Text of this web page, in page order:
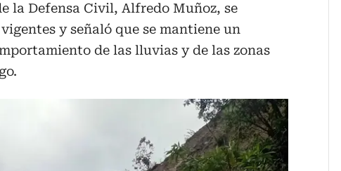
la Defensa Civil, Alfredo Muñoz, se
y señaló que se mantiene un
de las lluvias y de las zonas